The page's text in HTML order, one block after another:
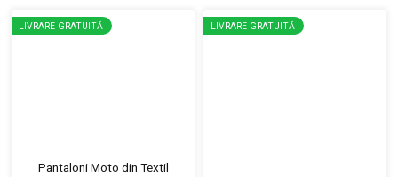
LIVRARE GRATUITĂ
Pantaloni Moto din Textil
LIVRARE GRATUITĂ